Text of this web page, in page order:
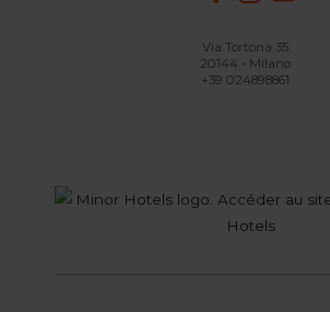
Via Tortona 35
20144 - Milano
+39 024898861